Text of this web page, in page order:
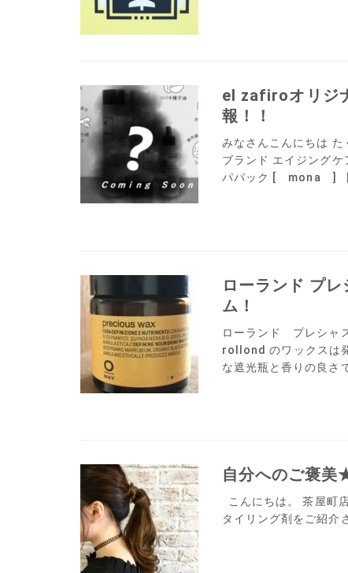
el zafiroオリジ
報！！
みなさんこんにちは
ブランド エイジング
パパック [ mona ]
ローランド プ
ム！
ローランド プレシャ
rollond のワックスは
な遮光瓶と香りの良さ
自分へのご褒美
こんにちは。 茶屋町
タイリング剤をご紹